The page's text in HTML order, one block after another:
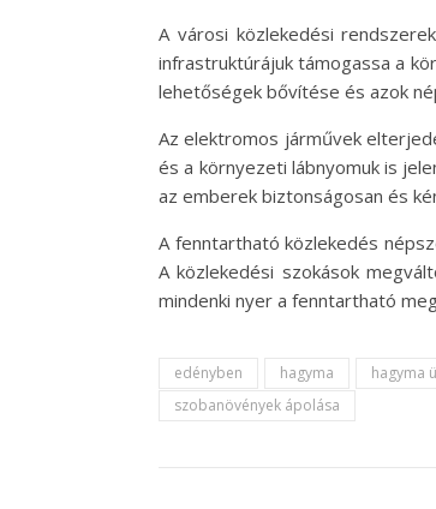
A városi közlekedési
infrastruktúrájuk támogassa a
lehetőségek bővítése és azok
Az elektromos járművek
és a környezeti lábnyomuk is
az emberek biztonságosan és
A fenntartható közlekedés
A közlekedési szokások
mindenki nyer a fenntartható
edényben hagyma hagyma
szobanövények ápolása